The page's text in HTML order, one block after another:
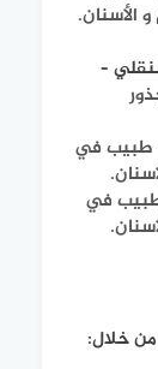
الأسنان.
–
في
في
من خلال: